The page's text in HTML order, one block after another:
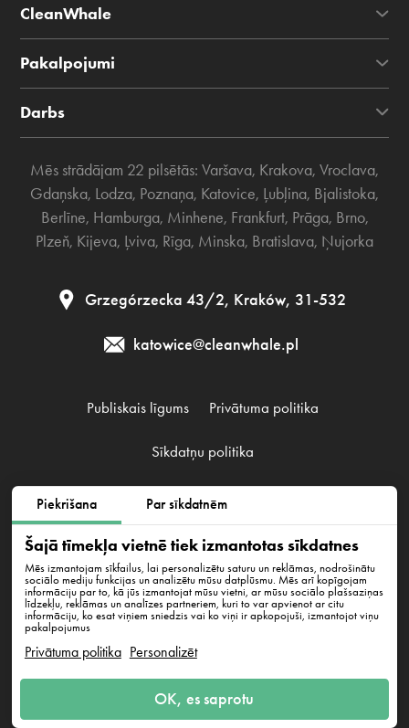
Piekrišana Par sīkdatnēm
Šajā tīmekļa vietnē tiek izmantotas sīkdatnes
Mēs izmantojam sīkfailus, lai personalizētu saturu un reklāmas, nodrošinātu
sociālo mediju funkcijas un analizētu mūsu datplūsmu. Mēs arī kopīgojam
informāciju par to, kā jūs izmantojat mūsu vietni, ar mūsu sociālo plašsaziņas
līdzekļu, reklāmas un analīzes partneriem, kuri to var apvienot ar citu
informāciju, ko esat viņiem sniedzis vai ko viņi ir apkopojuši, izmantojot viņu
pakalpojumus
Privātuma politika Personalizēt
OK, es saprotu
CleanWhale
Pakalpojumi
Darbs
Mēs strādājam 22 pilsētās: Varšava, Krakova, Vroclava,
Gdaņska, Lodza, Poznaņa, Katovice, Ļubļina, Bjalistoka,
Berlīne, Hamburga, Minhene, Frankfurt, Prāga, Brno,
Plzeň, Kijeva, Ļviva, Rīga, Minska, Bratislava, Ņujorka
Grzegórzecka 43/2, Kraków, 31-532
katowice@cleanwhale.pl
Publiskais līgums Privātuma politika
Sīkdatņu politika
Clean Whale Sp. z o.o., KRS 0000868230, NIP: 6751738063,
REGON: 38745511400000
Grzegórzecka 43/2, Kraków, 31-532
Uzrakstiet mums